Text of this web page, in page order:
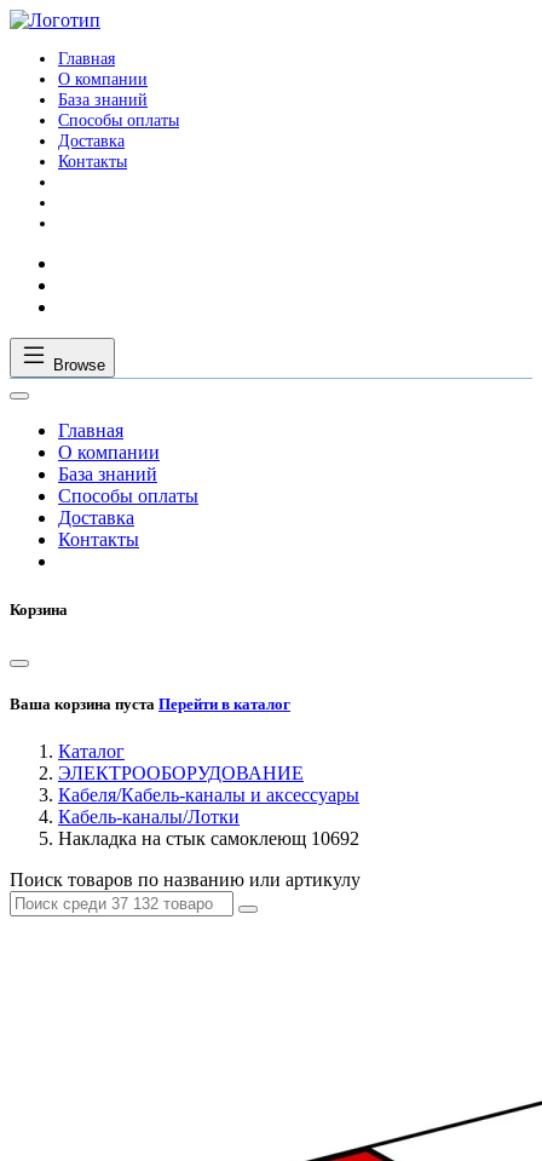
Главная
О компании
База знаний
Способы оплаты
Доставка
Контакты
Browse
Главная
О компании
База знаний
Способы оплаты
Доставка
Контакты
Корзина
Ваша корзина пуста Перейти в каталог
Каталог
ЭЛЕКТРООБОРУДОВАНИЕ
Кабеля/Кабель-каналы и аксессуары
Кабель-каналы/Лотки
Накладка на стык самоклеющ 10692
Поиск товаров по названию или артикулу